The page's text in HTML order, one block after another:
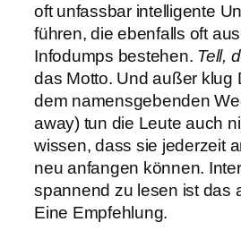
oft unfassbar intelligente
führen, die ebenfalls oft
Infodumps bestehen. Tell,
das Motto. Und außer klug
dem namensgebenden
away) tun die Leute auch
wissen, dass sie jederzeit
neu anfangen können.
spannend zu lesen ist das
Eine Empfehlung.